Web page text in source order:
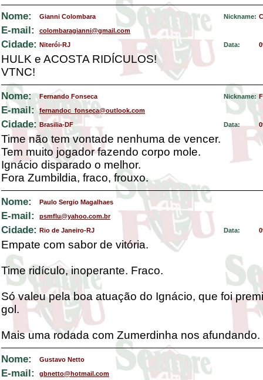
Nome: Gianni Colombara Nickname:
E-mail: colombaragianni@gmail.com
Cidade: Niterói-RJ Data:
HULK e ACOSTA RIDÍCULOS!
VTNC!
Nome: Fernando Fonseca Nickname:
E-mail: fernandoc_fonseca@outlook.com
Cidade: Brasilia-DF Data:
Time não tem vontade nenhuma de vencer.
Tem muito jogador fazendo corpo mole.
Ignácio disparado o melhor.
Fora Zumbildia, fraco, frouxo.
Nome: Paulo Sergio Magalhaes
E-mail: psmflu@yahoo.com.br
Cidade: Rio de Janeiro-RJ Data:
Empate com sabor de vitória.
Time ridículo, inoperante. Fraco.
Só valeu pela boa atuação do Ignácio, que foi
gol.
Mais uma rodada com Zumerdinha nos afundando.
Nome: Gustavo Netto
E-mail: gbnetto@hotmail.com